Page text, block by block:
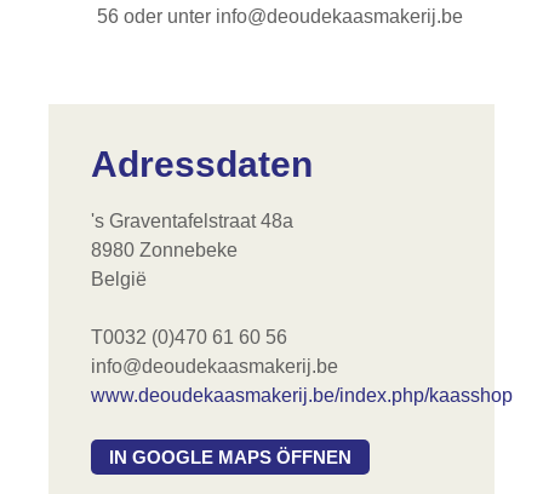
56 oder unter info@deoudekaasmakerij.be
Adressdaten
's Graventafelstraat 48a
8980 Zonnebeke
België
T0032 (0)470 61 60 56
info@deoudekaasmakerij.be
www.deoudekaasmakerij.be/index.php/kaasshop
IN GOOGLE MAPS ÖFFNEN